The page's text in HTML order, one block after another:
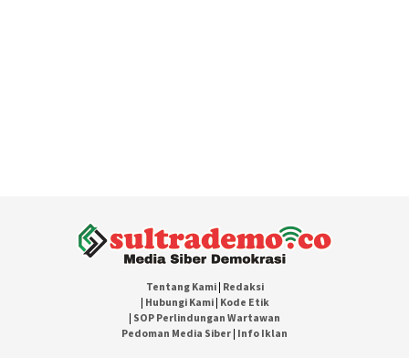
Tentang Kami| Redaksi
| Hubungi Kami| Kode Etik
| SOP Perlindungan Wartawan
Pedoman Media Siber | Info Iklan